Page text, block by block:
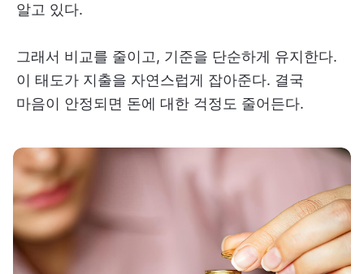
알고 있다.
그래서 비교를 줄이고, 기준을 단순하게 유지한다.
이 태도가 지출을 자연스럽게 잡아준다. 결국
마음이 안정되면 돈에 대한 걱정도 줄어든다.